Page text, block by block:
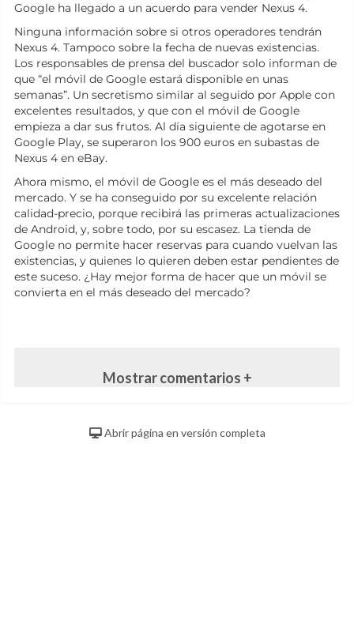
Google ha llegado a un acuerdo para vender Nexus 4.
Ninguna información sobre si otros operadores tendrán
Nexus 4. Tampoco sobre la fecha de nuevas existencias.
Los responsables de prensa del buscador solo informan de
que “el móvil de Google estará disponible en unas
semanas”. Un secretismo similar al seguido por Apple con
excelentes resultados, y que con el móvil de Google
empieza a dar sus frutos. Al día siguiente de agotarse en
Google Play, se superaron los 900 euros en subastas de
Nexus 4 en eBay.
Ahora mismo, el móvil de Google es el más deseado del
mercado. Y se ha conseguido por su excelente relación
calidad-precio, porque recibirá las primeras actualizaciones
de Android, y, sobre todo, por su escasez. La tienda de
Google no permite hacer reservas para cuando vuelvan las
existencias, y quienes lo quieren deben estar pendientes de
este suceso. ¿Hay mejor forma de hacer que un móvil se
convierta en el más deseado del mercado?
Mostrar comentarios +
Abrir página en versión completa